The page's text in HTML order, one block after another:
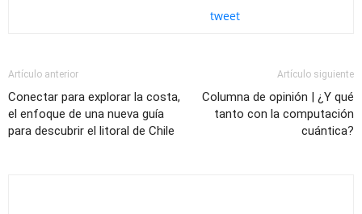
tweet
Artículo anterior
Conectar para explorar la costa,
el enfoque de una nueva guía
para descubrir el litoral de Chile
Artículo siguiente
Columna de opinión | ¿Y qué
tanto con la computación
cuántica?